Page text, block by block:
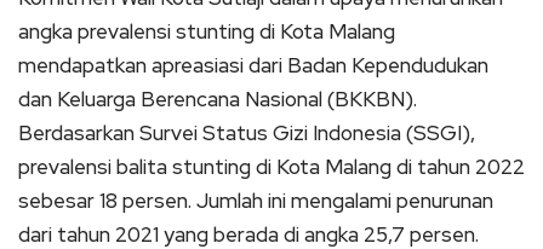
angka prevalensi stunting di Kota Malang
mendapatkan apreasiasi dari Badan Kependudukan
dan Keluarga Berencana Nasional (BKKBN).
Berdasarkan Survei Status Gizi Indonesia (SSGI),
prevalensi balita stunting di Kota Malang di tahun 2022
sebesar 18 persen. Jumlah ini mengalami penurunan
dari tahun 2021 yang berada di angka 25,7 persen.